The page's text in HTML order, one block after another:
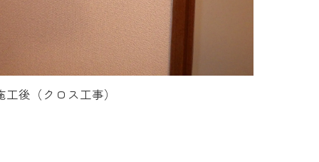
工後（クロス工事）